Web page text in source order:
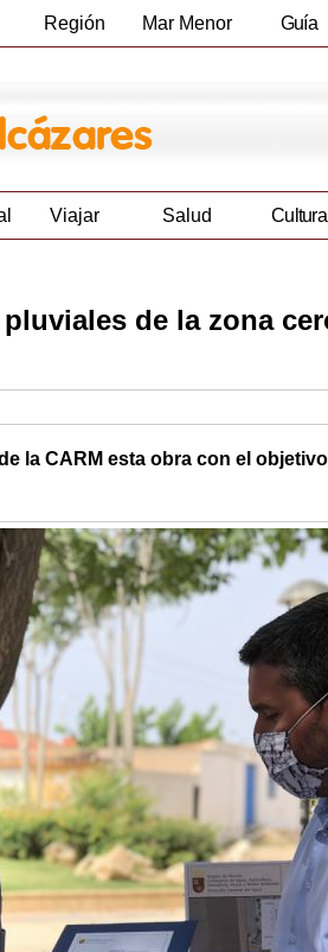
Región Mar Menor Guía
Viajar Salud Cultura
de la zona
la CARM esta obra con el